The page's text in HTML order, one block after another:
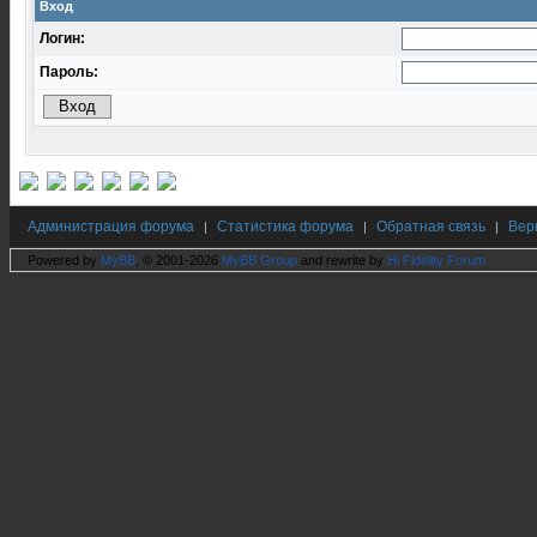
Вход
Логин:
Пароль:
Администрация форума | Статистика форума | Обратная связь |
Powered by MyBB , © 2001-2026 MyBB Group and rewrite by Hi Fidelity Forum